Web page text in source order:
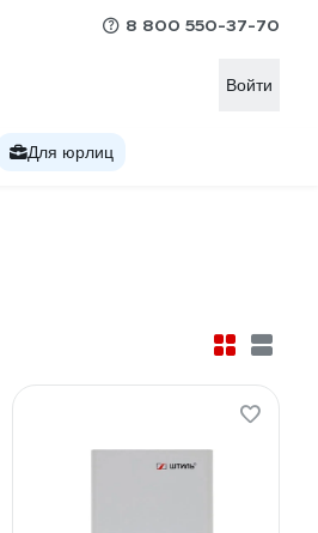
8 800 550-37-70
Войти
Для юрлиц